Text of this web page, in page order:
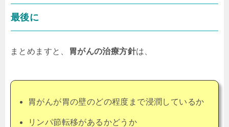
最後に
まとめますと、 胃がんの治療方針は、
胃がんが胃の壁のどの程度まで浸潤しているか
リンパ節転移があるかどうか